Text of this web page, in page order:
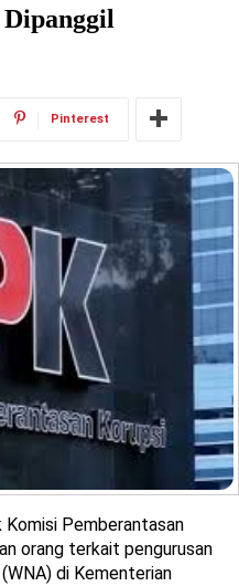
Pinterest
Komisi Pemberantasan
orang terkait pengurusan
di Kementerian